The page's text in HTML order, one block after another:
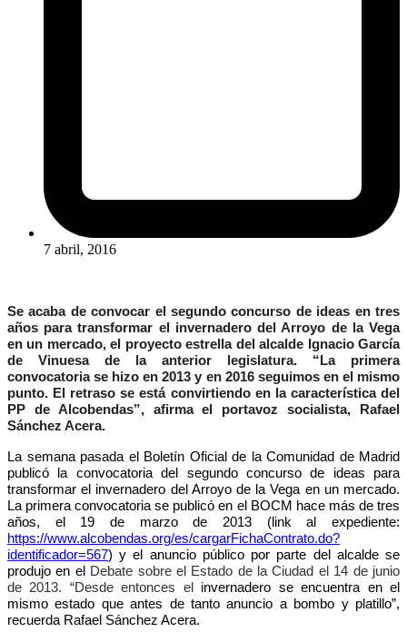
7 abril, 2016
Se acaba de convocar el segundo concurso de ideas en tres
años para transformar el invernadero del Arroyo de la Vega
en un mercado, el proyecto estrella del alcalde Ignacio García
de Vinuesa de la anterior legislatura. “La primera
convocatoria se hizo en 2013 y en 2016 seguimos en el mismo
punto. El retraso se está convirtiendo en la característica del
PP de Alcobendas”, afirma el portavoz socialista, Rafael
Sánchez Acera.
La semana pasada el Boletín Oficial de la Comunidad de Madrid
publicó la convocatoria del segundo concurso de ideas para
transformar el invernadero del Arroyo de la Vega en un mercado.
La primera convocatoria se publicó en el BOCM hace más de tres
años, el 19 de marzo de 2013 (link al expediente:
https://www.alcobendas.org/es/cargarFichaContrato.do?
identificador=567) y el anuncio público por parte del alcalde se
produjo en el
Debate sobre el Estado de la Ciudad el 14 de junio
de 2013. “Desde entonces el
invernadero se encuentra en el
mismo estado que antes de tanto anuncio a bombo y platillo”,
recuerda Rafael Sánchez Acera.